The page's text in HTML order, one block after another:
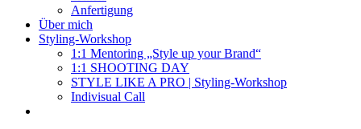
Anfertigung
Über mich
Styling-Workshop
1:1 Mentoring „Style up your Brand“
1:1 SHOOTING DAY
STYLE LIKE A PRO | Styling-Workshop
Indivisual Call